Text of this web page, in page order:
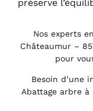
préserve
Nos experts
Châteaumur –
pour
Besoin d’une
Abattage arbre